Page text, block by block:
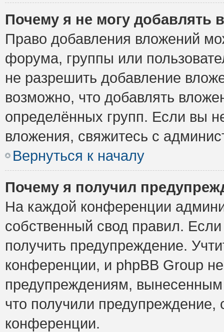
Почему я не могу добавлять
Право добавления вложений
форума, группы или
не разрешить добавление
возможно, что добавлять
определённых групп. Если вы
вложения, свяжитесь с
Вернуться к началу
Почему я получил
На каждой конференции
собственный свод правил.
получить предупреждение.
конференции, и phpBB Group
предупреждениям,
что получили предупреждение,
конференции.